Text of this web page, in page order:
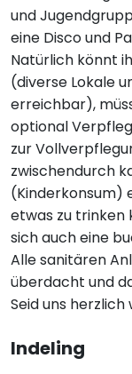
und
eine Disco und
Natürlich könnt
(diverse Lokale
erreichbar),
optional
zur
zwischendurch
(Kinderkonsum)
etwas zu trinken
sich auch eine
Alle sanitären
überdacht und
Seid uns
Indeling